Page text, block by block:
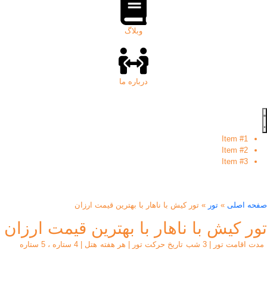
وبلاگ
درباره ما
Item #1
Item #2
Item #3
صفحه اصلی » تور » تور کیش با ناهار با بهترین قیمت ارزان
تور کیش با ناهار با بهترین قیمت ارزان
مدت اقامت تور | 3 شب تاریخ حرکت تور | هر هفته هتل | 4 ستاره ، 5 ستاره